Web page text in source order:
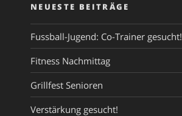
NEUESTE BEITRÄGE
Fussball-Jugend: Co-Trainer gesucht!
Fitness Nachmittag
Grillfest Senioren
Verstärkung gesucht!